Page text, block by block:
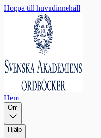
Hoppa till huvudinnehåll
Hem
Om
Hjälp